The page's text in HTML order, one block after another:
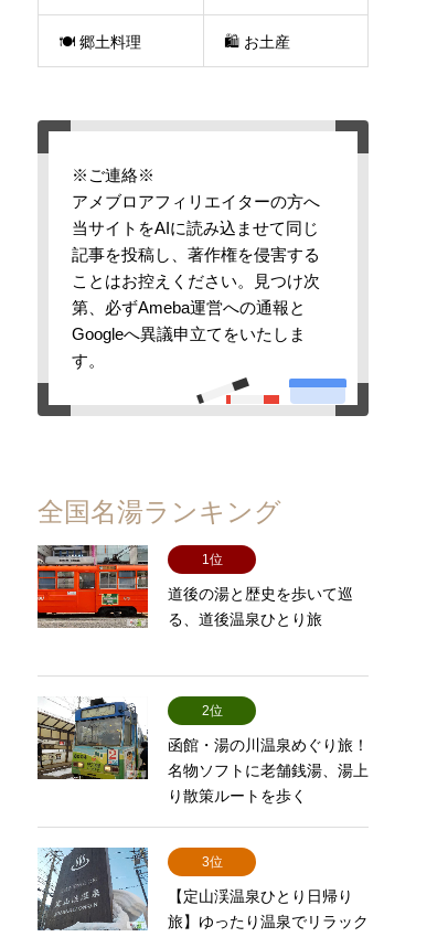
🍽 郷土料理 🛍 お土産
※ご連絡※
アメブロアフィリエイターの方へ
当サイトをAIに読み込ませて同じ
記事を投稿し、著作権を侵害する
ことはお控えください。見つけ次
第、必ずAmeba運営への通報と
Googleへ異議申立てをいたしま
す。
全国名湯ランキング
1位
道後の湯と歴史を歩いて巡
る、道後温泉ひとり旅
2位
函館・湯の川温泉めぐり旅！
名物ソフトに老舗銭湯、湯上
り散策ルートを歩く
3位
【定山渓温泉ひとり日帰り
旅】ゆったり温泉でリラック